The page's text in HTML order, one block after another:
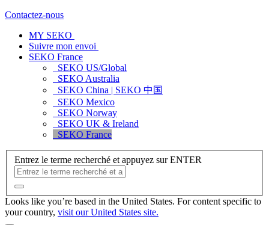
Contactez-nous
MY SEKO
Suivre mon envoi
SEKO France
SEKO US/Global
SEKO Australia
SEKO China | SEKO 中国
SEKO Mexico
SEKO Norway
SEKO UK & Ireland
SEKO France
Entrez le terme recherché et appuyez sur ENTER
Looks like you’re based in the United States. For content specific to
your country, visit our United States site.